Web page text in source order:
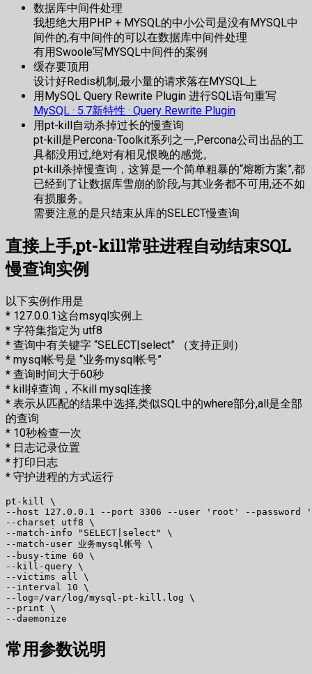
数据库中间件处理
我想绝大用PHP + MYSQL的中小公司是没有MYSQL中
间件的,有中间件的可以在数据库中间件处理
有用Swoole写MYSQL中间件的案例
缓存要顶用
设计好Redis机制,最小量的请求落在MYSQL上
用MySQL Query Rewrite Plugin 进行SQL语句重写
MySQL · 5.7新特性 · Query Rewrite Plugin
用pt-kill自动杀掉过长的慢查询
pt-kill是Percona-Toolkit系列之一,Percona公司出品的工
具都没用过,绝对有相见恨晚的感觉。
pt-kill杀掉慢查询，这算是一个简单粗暴的“熔断方案”,都
已经到了让数据库雪崩的阶段,与其业务都不可用,还不如
有损服务。
需要注意的是只结束从库的SELECT慢查询
直接上手,pt-kill常驻进程自动结束SQL
慢查询实例
以下实例作用是
* 127.0.0.1这台msyql实例上
* 字符集指定为 utf8
* 查询中有关键字 “SELECT|select” （支持正则）
* mysql帐号是 “业务mysql帐号”
* 查询时间大于60秒
* kill掉查询，不kill mysql连接
* 表示从匹配的结果中选择,类似SQL中的where部分,all是全部
的查询
* 10秒检查一次
* 日志记录位置
* 打印日志
* 守护进程的方式运行
pt-kill \
--host 127.0.0.1 --port 3306 --user 'root' --password
--charset utf8 \
--match-info "SELECT|select" \
--match-user 业务mysql帐号 \
--busy-time 60 \
--kill-query \
--victims all \
--interval 10 \
--log=/var/log/mysql-pt-kill.log \
--print \
常用参数说明